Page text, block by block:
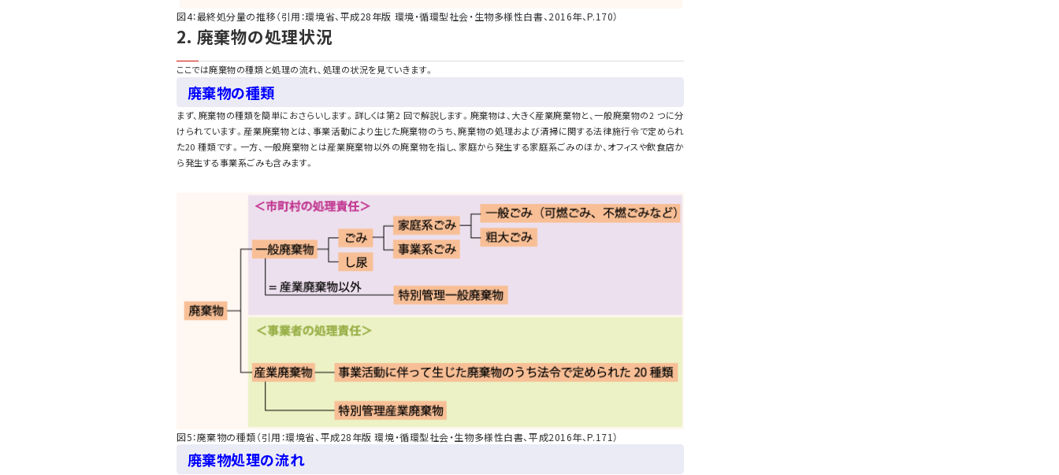
図4：最終処分量の推移（引用：環境省、平成28年版 環境・循環型社会・生物多様性白書、2016年、P.170）
2. 廃棄物の処理状況
ここでは廃棄物の種類と処理の流れ、処理の状況を見ていきます。
廃棄物の種類
まず、廃棄物の種類を簡単におさらいします。詳しくは第2 回で解説します。廃棄物は、大きく産業廃棄物と、一般廃棄物の2 つに分
けられています。産業廃棄物とは、事業活動により生じた廃棄物のうち、廃棄物の処理および清掃に関する法律施行令で定められ
た20 種類です。一方、一般廃棄物とは産業廃棄物以外の廃棄物を指し、家庭から発生する家庭系ごみのほか、オフィスや飲食店か
ら発生する事業系ごみも含みます。
図5：廃棄物の種類（引用：環境省、平成28年版 環境・循環型社会・生物多様性白書、平成2016年、P.171）
廃棄物処理の流れ